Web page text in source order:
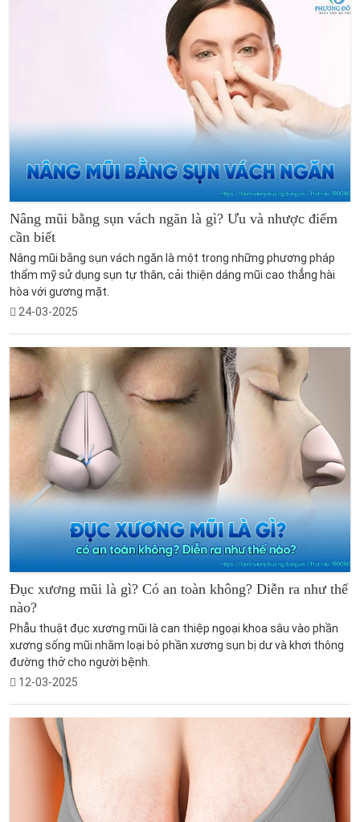
Nâng mũi bằng sụn vách ngăn là gì? Ưu và nhược điểm
cần biết
Nâng mũi bằng sụn vách ngăn là một trong những phương pháp
thẩm mỹ sử dụng sụn tự thân, cải thiện dáng mũi cao thẳng hài
hòa với gương mặt.
24-03-2025
Đục xương mũi là gì? Có an toàn không? Diễn ra như thế
nào?
Phẫu thuật đục xương mũi là can thiệp ngoại khoa sâu vào phần
xương sống mũi nhằm loại bỏ phần xương sụn bị dư và khơi thông
đường thở cho người bệnh.
12-03-2025